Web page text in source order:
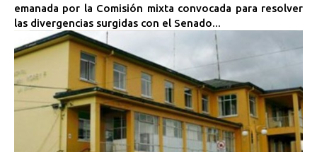
emanada por la Comisión mixta convocada para resolver
las divergencias surgidas con el Senado...